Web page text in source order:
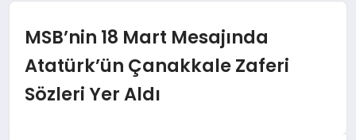
MAGAZIN
MSB’nin 18 Mart Mesajında
Atatürk’ün Çanakkale Zaferi
Sözleri Yer Aldı